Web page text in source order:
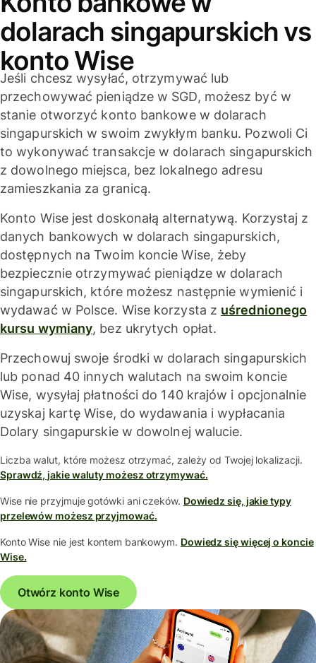
dolarach singapurskich vs
konto Wise
Jeśli chcesz wysyłać, otrzymywać lub
przechowywać pieniądze w SGD, możesz być w
stanie otworzyć konto bankowe w dolarach
singapurskich w swoim zwykłym banku. Pozwoli Ci
to wykonywać transakcje w dolarach singapurskich
z dowolnego miejsca, bez lokalnego adresu
zamieszkania za granicą.
Konto Wise jest doskonałą alternatywą. Korzystaj z
danych bankowych w dolarach singapurskich,
dostępnych na Twoim koncie Wise, żeby
bezpiecznie otrzymywać pieniądze w dolarach
singapurskich, które możesz następnie wymienić i
wydawać w Polsce. Wise korzysta z uśrednionego
kursu wymiany, bez ukrytych opłat.
Przechowuj swoje środki w dolarach singapurskich
lub ponad 40 innych walutach na swoim koncie
Wise, wysyłaj płatności do 140 krajów i opcjonalnie
uzyskaj kartę Wise, do wydawania i wypłacania
Dolary singapurskie w dowolnej walucie.
Liczba walut, które możesz otrzymać, zależy od Twojej lokalizacji.
Sprawdź, jakie waluty możesz otrzymywać.
Wise nie przyjmuje gotówki ani czeków. Dowiedz się, jakie typy
przelewów możesz przyjmować.
Konto Wise nie jest kontem bankowym. Dowiedz się więcej o koncie
Wise.
Otwórz konto Wise